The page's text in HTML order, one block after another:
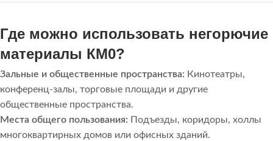
Где можно использовать негорючие
материалы КМ0?
Зальные и общественные пространства: Кинотеатры,
конференц-залы, торговые площади и другие
общественные пространства.
Места общего пользования: Подъезды, коридоры, холлы
многоквартирных домов или офисных зданий.